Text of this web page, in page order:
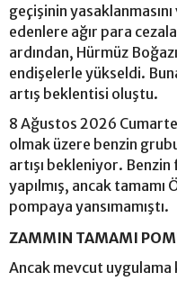
geçişinin
edenlere ağır para
ardından, Hürmüz
endişelerle yükseldi.
artış beklentisi oluştu.
8 Ağustos 2026
olmak üzere benzin
artışı bekleniyor.
yapılmış, ancak tamamı
pompaya yansımamıştı.
ZAMMIN TAMAMI
Ancak mevcut uygulama